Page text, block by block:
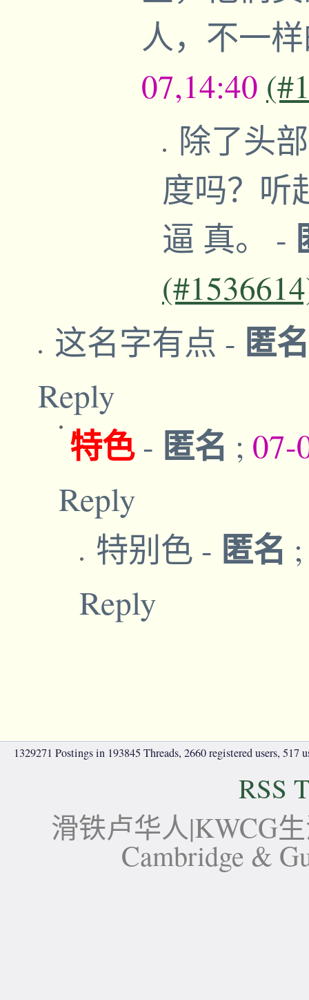
人，不一
07,14:40
除了头
度吗？听
逼 真。 -
这名字有点 - 匿
Reply
特色 - 匿名 ; 07-
Reply
特别色 - 匿名
Reply
1329271 Postings in 193845 Threads, 2660 registered users, 517
RSS
滑铁卢华人|KWCG
Cambridge &